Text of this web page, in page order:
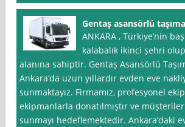
Gentaş asansörlü
ANKARA , Türkiye’nin
kalabalık ikinci şehri
alanına sahiptir. Gentaş Asansörlü
Ankara‘da uzun yıllardır evden eve
sunmaktayız. Firmamız, profesyonel
ekipmanlarla donatılmıştır ve
sunmayı hedeflemektedir. Ankara’daki